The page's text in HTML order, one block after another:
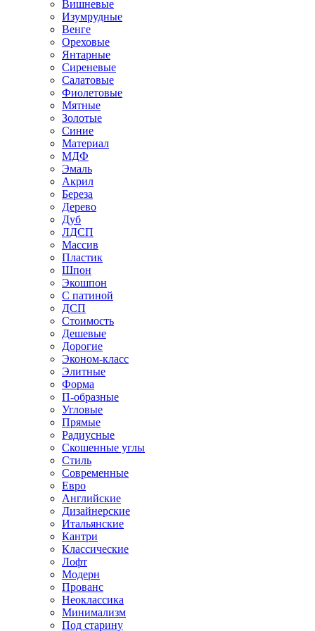
Вишневые
Изумрудные
Венге
Ореховые
Янтарные
Сиреневые
Салатовые
Фиолетовые
Мятные
Золотые
Синие
Материал
МДФ
Эмаль
Акрил
Береза
Дерево
Дуб
ЛДСП
Массив
Пластик
Шпон
Экошпон
С патиной
ДСП
Стоимость
Дешевые
Дорогие
Эконом-класс
Элитные
Форма
П-образные
Угловые
Прямые
Радиусные
Скошенные углы
Стиль
Современные
Евро
Английские
Дизайнерские
Итальянские
Кантри
Классические
Лофт
Модерн
Прованс
Неоклассика
Минимализм
Под старину